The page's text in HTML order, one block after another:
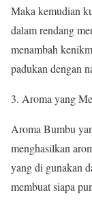
Maka kemudian
dalam rendang
menambah
padukan dengan
3. Aroma yang
Aroma Bumbu
menghasilkan
yang di gunakan
membuat siapa